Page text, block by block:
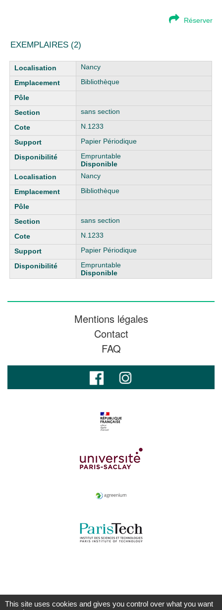
Réserver
EXEMPLAIRES (2)
Liste des exemplaires
Nancy
Bibliothèque
sans section
N.1233
Papier Périodique
Empruntable
Disponible
Nancy
Bibliothèque
sans section
N.1233
Papier Périodique
Empruntable
Disponible
Mentions légales
Contact
FAQ
This site uses cookies and gives you control over what you want